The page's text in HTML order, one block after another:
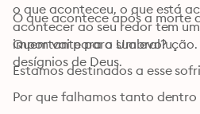
o que aconteceu, o que está
acontecer ao seu redor tem
importante para sua
desígnios de Deus.
Quem vai para o Umbral?
Estamos destinados a esse
Por que falhamos tanto